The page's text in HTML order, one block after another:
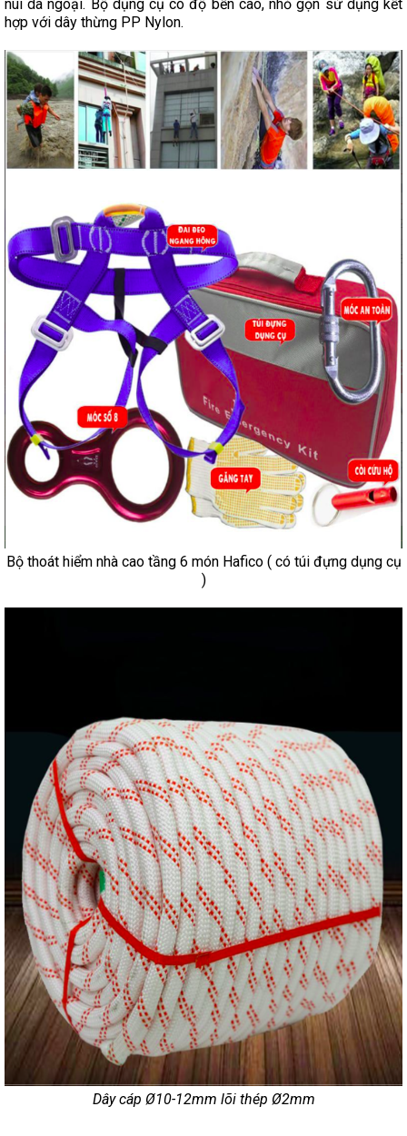
núi dã ngoại. Bộ dụng cụ có độ bền cao, nhỏ gọn sử dụng kết
hợp với dây thừng PP Nylon.
Bộ thoát hiểm nhà cao tầng 6 món Hafico ( có túi đựng dụng cụ
)
Dây cáp Ø10-12mm lõi thép Ø2mm